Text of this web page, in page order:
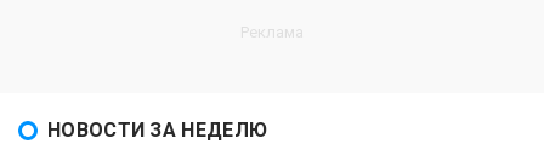
НОВОСТИ ЗА НЕДЕЛЮ